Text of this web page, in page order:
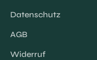
Datenschutz
AGB
Widerruf